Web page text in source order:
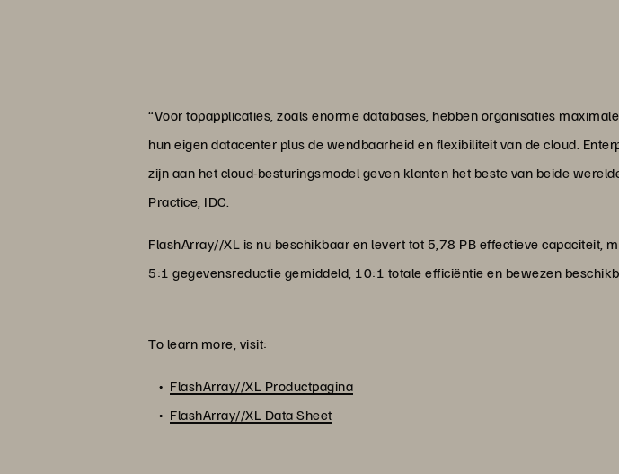
“Voor topapplicaties, zoals enorme databases, hebben organisaties
hun eigen datacenter plus de wendbaarheid en flexibiliteit van de cloud.
zijn aan het cloud-besturingsmodel geven klanten het beste van beide
Practice, IDC.
FlashArray//XL is nu beschikbaar en levert tot 5,78 PB effectieve capaciteit,
5:1 gegevensreductie gemiddeld, 10:1 totale efficiëntie en bewezen
To learn more, visit:
FlashArray//XL Productpagina
FlashArray//XL Data Sheet